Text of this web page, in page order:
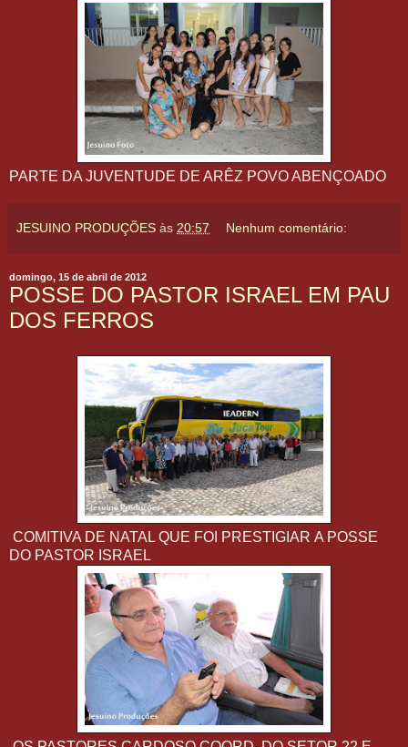
PARTE DA JUVENTUDE DE ARÊZ POVO ABENÇOADO
JESUINO PRODUÇÕES às 20:57 Nenhum comentário:
domingo, 15 de abril de 2012
POSSE DO PASTOR ISRAEL EM PAU
DOS FERROS
COMITIVA DE NATAL QUE FOI PRESTIGIAR A POSSE
DO PASTOR ISRAEL